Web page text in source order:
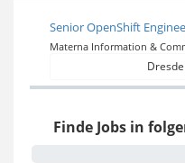
Senior OpenShift
Materna Information &
Finde Jobs in